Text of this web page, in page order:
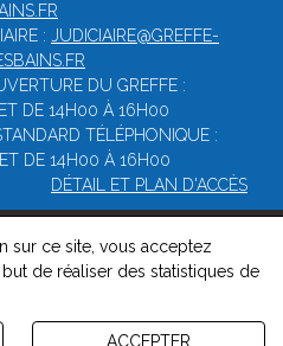
: JUDICIAIRE@GREFFE-
DU GREFFE :
DE 14H00 À 16H00
TÉLÉPHONIQUE :
DE 14H00 À 16H00
DÉTAIL ET PLAN D'ACCÈS
de Thonon-les-bains
-Gestion des cookies-Politique
et de cookies
: 1.8.1
sur ce site, vous acceptez
de réaliser des statistiques de
ACCEPTER